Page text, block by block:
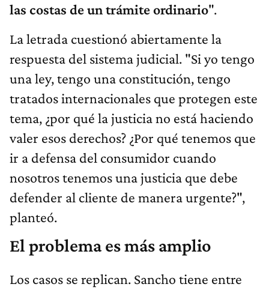
las costas de un trámite ordinario".
La letrada cuestionó abiertamente la
respuesta del sistema judicial. "Si yo tengo
una ley, tengo una constitución, tengo
tratados internacionales que protegen este
tema, ¿por qué la justicia no está haciendo
valer esos derechos? ¿Por qué tenemos que
ir a defensa del consumidor cuando
nosotros tenemos una justicia que debe
defender al cliente de manera urgente?",
planteó.
El problema es más amplio
Los casos se replican. Sancho tiene entre